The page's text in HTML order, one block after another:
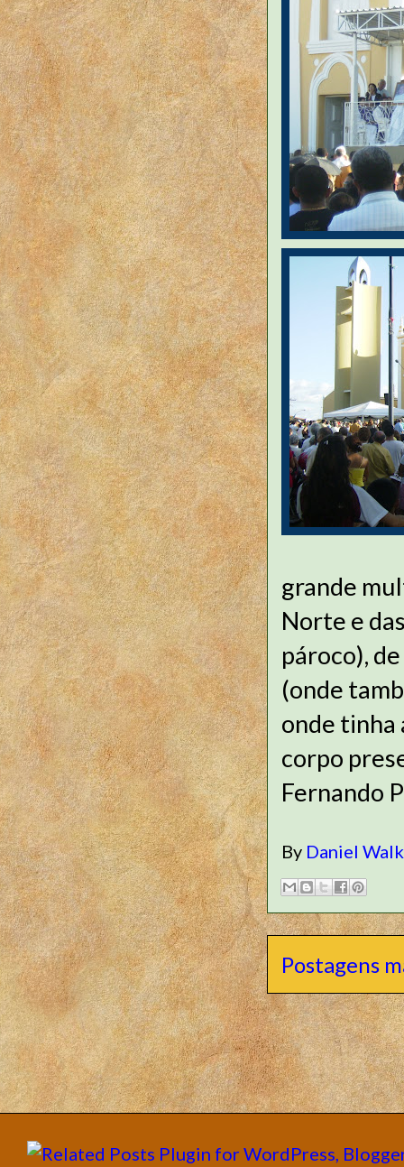
grande
Norte e
pároco),
(onde
onde tinha
corpo
Fernando
By Daniel
Postagens